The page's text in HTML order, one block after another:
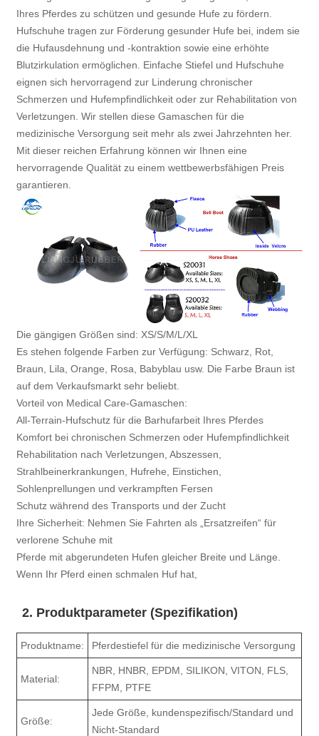
Ihres Pferdes zu schützen und gesunde Hufe zu fördern.
Hufschuhe tragen zur Förderung gesunder Hufe bei, indem sie
die Hufausdehnung und -kontraktion sowie eine erhöhte
Blutzirkulation ermöglichen. Einfache Stiefel und Hufschuhe
eignen sich hervorragend zur Linderung chronischer
Schmerzen und Hufempfindlichkeit oder zur Rehabilitation von
Verletzungen. Wir stellen diese Gamaschen für die
medizinische Versorgung seit mehr als zwei Jahrzehnten her.
Mit dieser reichen Erfahrung können wir Ihnen eine
hervorragende Qualität zu einem wettbewerbsfähigen Preis
garantieren.
Die gängigen Größen sind: XS/S/M/L/XL
Es stehen folgende Farben zur Verfügung: Schwarz, Rot,
Braun, Lila, Orange, Rosa, Babyblau usw. Die Farbe Braun ist
auf dem Verkaufsmarkt sehr beliebt.
Vorteil von Medical Care-Gamaschen:
All-Terrain-Hufschutz für die Barhufarbeit Ihres Pferdes
Komfort bei chronischen Schmerzen oder Hufempfindlichkeit
Rehabilitation nach Verletzungen, Abszessen,
Strahlbeinerkrankungen, Hufrehe, Einstichen,
Sohlenprellungen und verkrampften Fersen
Schutz während des Transports und der Zucht
Ihre Sicherheit: Nehmen Sie Fahrten als „Ersatzreifen“ für
verlorene Schuhe mit
Pferde mit abgerundeten Hufen gleicher Breite und Länge.
Wenn Ihr Pferd einen schmalen Huf hat,
2. Produktparameter (Spezifikation)
Produktname: Pferdestiefel für die medizinische Versorgung
Material:
NBR, HNBR, EPDM, SILIKON, VITON, FLS,
FFPM, PTFE
Größe:
Jede Größe, kundenspezifisch/Standard und
Nicht-Standard